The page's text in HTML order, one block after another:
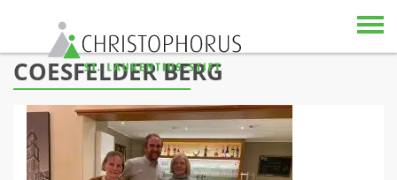
Skip to content
COESFELDER BERG